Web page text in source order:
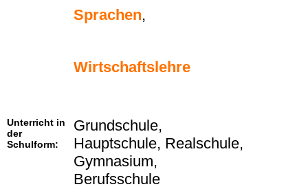
Sprachen,
Wirtschaftslehre
Unterricht in
der
Schulform:
Grundschule,
Hauptschule, Realschule,
Gymnasium,
Berufsschule